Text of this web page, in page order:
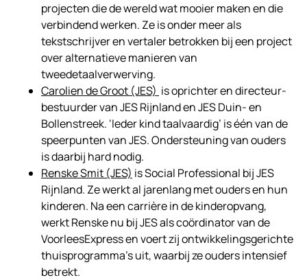
projecten die de wereld wat mooier maken en die
verbindend werken. Ze is onder meer als
tekstschrijver en vertaler betrokken bij een project
over alternatieve manieren van
tweedetaalverwerving.
Carolien de Groot (JES) is oprichter en directeur-
bestuurder van JES Rijnland en JES Duin- en
Bollenstreek. ‘Ieder kind taalvaardig’ is één van de
speerpunten van JES. Ondersteuning van ouders
is daarbij hard nodig.
Renske Smit (JES) is Social Professional bij JES
Rijnland. Ze werkt al jarenlang met ouders en hun
kinderen. Na een carrière in de kinderopvang,
werkt Renske nu bij JES als coördinator van de
VoorleesExpress en voert zij ontwikkelingsgerichte
thuisprogramma’s uit, waarbij ze ouders intensief
betrekt.